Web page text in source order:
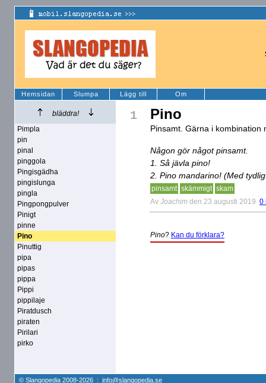
Hemsidan Slumpa Lägg till Om
bläddra!
Pimpla
pin
pinal
pinggola
Pingisgädha
pingislunga
pingla
Pingpongpulver
Pinigt
pinne
Pino
Pinuttig
pipa
pipas
pippa
Pippi
pippilaje
Piratdusch
piraten
Pirilari
pirko
1 Pino
Pinsamt. Gärna i
Någon gör något pinsamt.
1. Så jävla pino!
2. Pino mandarino! (Med
pinsamt skämmigt skam
Av Joachim den 23 augusti 2019 0
Pino? Kan du förklara?
© Slangopedia 2008-2026 : info@slangopedia.se